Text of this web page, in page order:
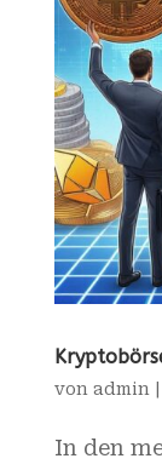
von admin|
In den